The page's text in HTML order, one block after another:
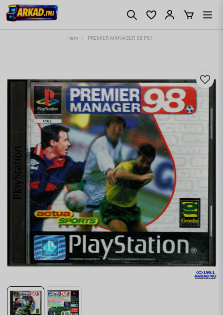
Hem PREMIER MANAGER 98 PS1